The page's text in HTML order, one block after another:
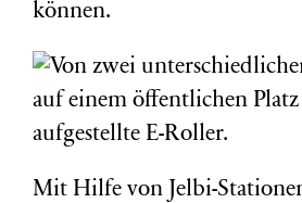
können.
Mit Hilfe von Jelbi-